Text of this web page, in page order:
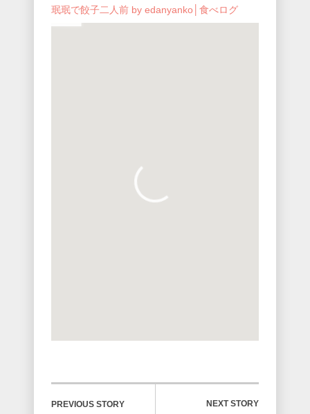
珉珉で餃子二人前 by edanyanko│食べログ
PREVIOUS STORY NEXT STORY